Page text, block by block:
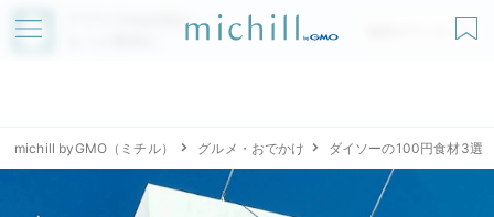
アプリでmichillが
無料ダウンロード
michill byGMO（ミチル） グルメ・おでかけ ダイソーの100円食材3選